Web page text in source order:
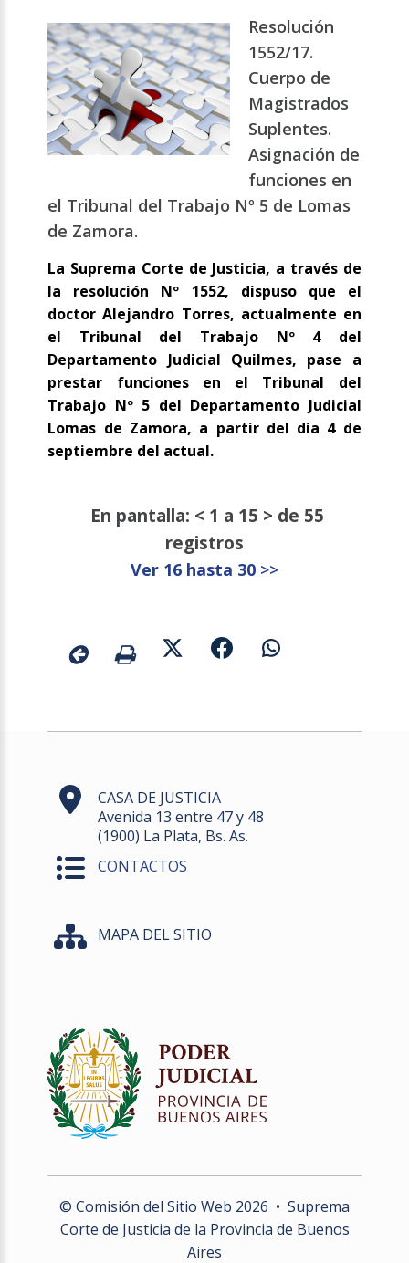
Resolución
1552/17.
Cuerpo de
Magistrados
Suplentes.
Asignación de
funciones en
el Tribunal del Trabajo Nº 5 de Lomas
de Zamora.
La Suprema Corte de Justicia, a través de
la resolución Nº 1552, dispuso que el
doctor Alejandro Torres, actualmente en
el Tribunal del Trabajo Nº 4 del
Departamento Judicial Quilmes, pase a
prestar funciones en el Tribunal del
Trabajo Nº 5 del Departamento Judicial
Lomas de Zamora, a partir del día 4 de
septiembre del actual.
En pantalla: < 1 a 15 > de 55
registros
Ver 16 hasta 30 >>
CASA DE JUSTICIA
Avenida 13 entre 47 y 48
(1900) La Plata, Bs. As.
CONTACTOS
MAPA DEL SITIO
© Comisión del Sitio Web 2026 • Suprema
Corte de Justicia de la Provincia de Buenos
Aires